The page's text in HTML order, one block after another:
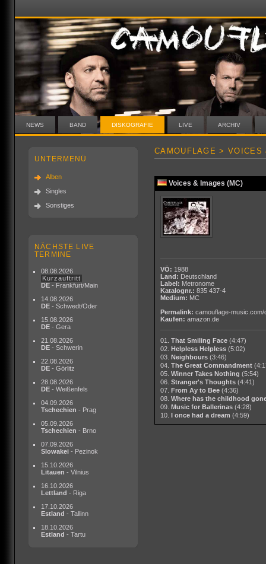
NEWS BAND DISKOGRAFIE LIVE ARCHIV
UNTERMENÜ
Alben
Singles
Sonstiges
NÄCHSTE LIVE
TERMINE
08.08.2026
Kurzauftritt
DE - Frankfurt/Main
14.08.2026
DE - Schwedt/Oder
15.08.2026
DE - Gera
21.08.2026
DE - Schwerin
22.08.2026
DE - Görlitz
28.08.2026
DE - Weißenfels
04.09.2026
Tschechien - Prag
05.09.2026
Tschechien - Brno
07.09.2026
Slowakei - Pezinok
15.10.2026
Litauen - Vilnius
16.10.2026
Lettland - Riga
17.10.2026
Estland - Tallinn
18.10.2026
Estland - Tartu
CAMOUFLAGE > VOICES
Voices & Images (MC)
VÖ: 1988
Land: Deutschland
Label: Metronome
Katalognr.: 835 437-4
Medium: MC
Permalink: camouflage-music.com/
Kaufen: amazon.de
01. That Smiling Face (4:47)
02. Helpless Helpless (5:02)
03. Neighbours (3:46)
04. The Great Commandment
05. Winner Takes Nothing (5:54)
06. Stranger's Thoughts (4:41)
07. From Ay to Bee (4:36)
08. Where has the childhood
09. Music for Ballerinas (4:28)
10. I once had a dream (4:59)